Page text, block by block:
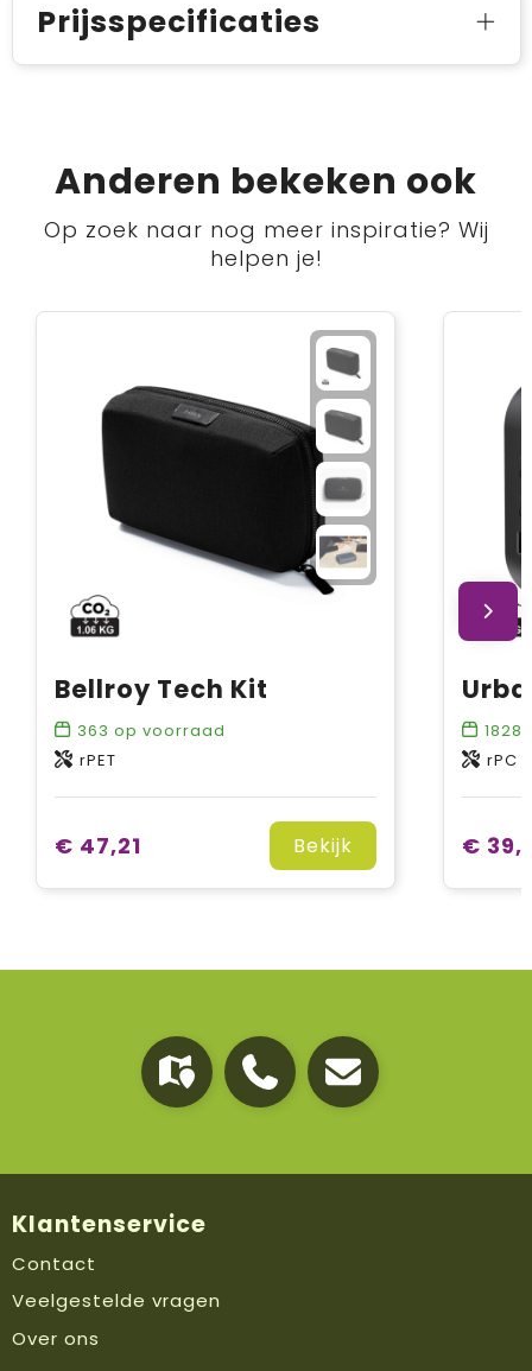
Prijsspecificaties
Anderen bekeken ook
Op zoek naar nog meer inspiratie? Wij
helpen je!
Bellroy Tech Kit
363 op voorraad
rPET
€ 47,21 Bekijk
1828
rPC
€
Klantenservice
Contact
Veelgestelde vragen
Over ons